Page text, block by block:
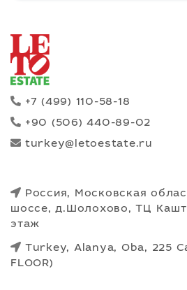
+7 (499) 110-58-18
+90 (506) 440-89-02
turkey@letoestate.ru
Россия, Московская
шоссе, д.Шолохово, ТЦ
этаж
Turkey, Alanya, Oba, 225
FLOOR)